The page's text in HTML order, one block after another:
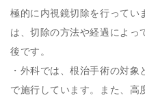
極的に内視鏡切除を行ってい
は、切除の方法や経過によっ
後です。
・外科では、根治手術の対
で施行しています。また、高